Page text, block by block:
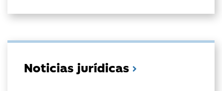
Noticias jurídicas